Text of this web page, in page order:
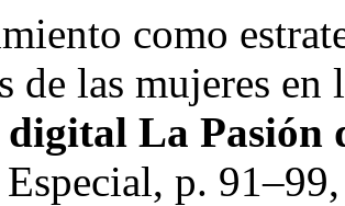
como
de las mujeres
digital La Pasión
p.